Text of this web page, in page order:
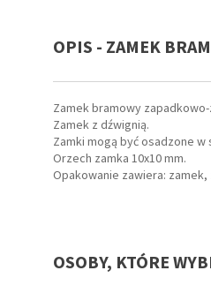
OPIS - ZAMEK
Zamek bramowy
Zamek z dźwignią.
Zamki mogą być osadzone w
Orzech zamka 10x10 mm.
Opakowanie zawiera:
OSOBY, KTÓRE